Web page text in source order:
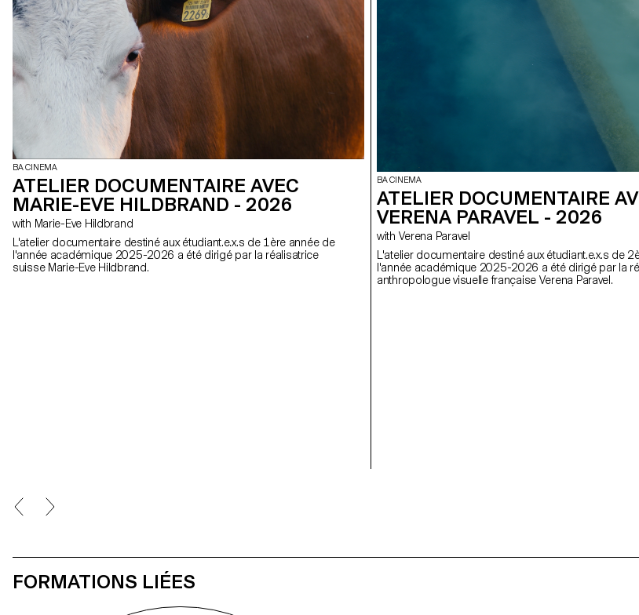
BA CINEMA
ATELIER DOCUMENTAIRE AVEC
MARIE-EVE HILDBRAND - 2026
with Marie-Eve Hildbrand
L'atelier documentaire destiné aux étudiant.e.x.s de 1ère année de
l'année académique 2025-2026 a été dirigé par la réalisatrice
suisse Marie-Eve Hildbrand.
BA CINEMA
ATELIER DOCUMENTAIRE
VERENA PARAVEL - 2026
with Verena Paravel
L'atelier documentaire destiné aux étudiant.e.x.s de
l'année académique 2025-2026 a été dirigé par la
anthropologue visuelle française Verena Paravel.
FORMATIONS LIÉES